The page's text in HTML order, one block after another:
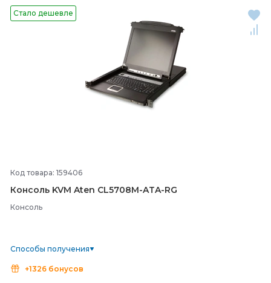
Стало дешевле
Код товара: 159406
Консоль KVM Aten CL5708M-ATA-RG
Консоль
Способы получения
+1326 бонусов